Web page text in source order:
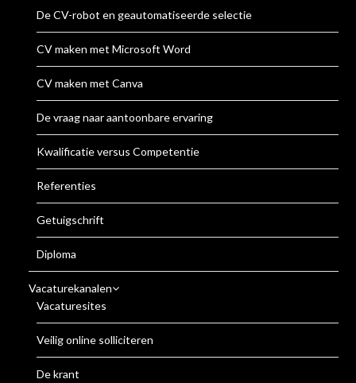
De CV-robot en geautomatiseerde selectie
CV maken met Microsoft Word
CV maken met Canva
De vraag naar aantoonbare ervaring
Kwalificatie versus Competentie
Referenties
Getuigschrift
Diploma
Vacaturekanalen
Vacaturesites
Veilig online solliciteren
De krant